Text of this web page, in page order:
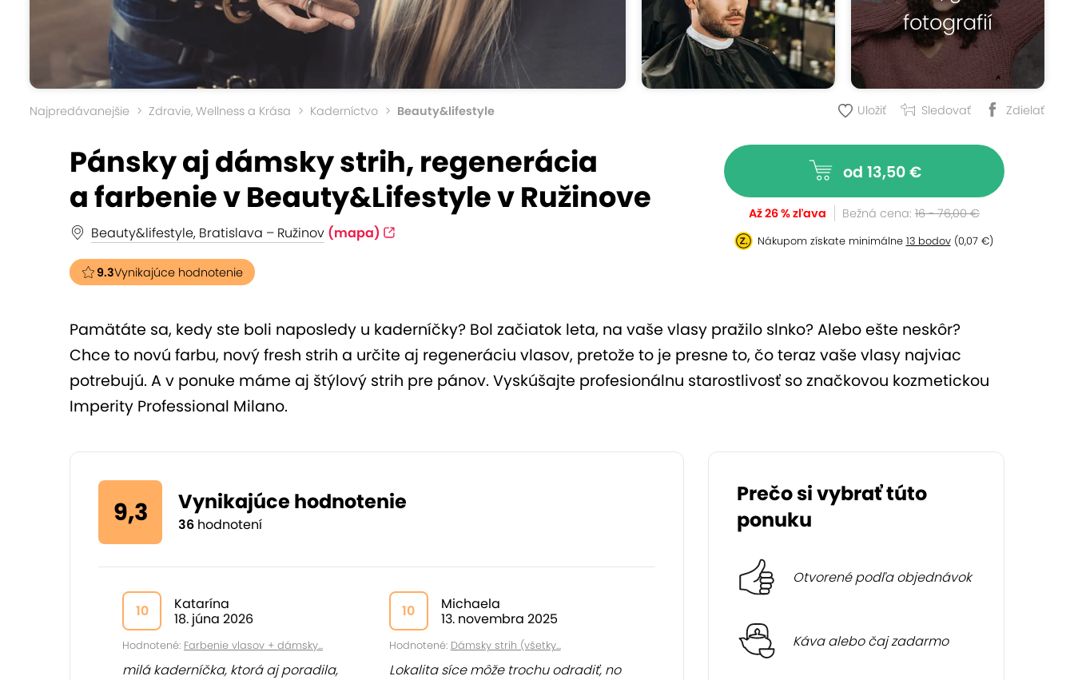
fotografií
Najpredávanejšie Zdravie, Wellness a Krása Kaderníctvo Beauty&lifestyle Uložiť Sledovať Zdielať
Pánsky aj dámsky strih, regenerácia
a farbenie v Beauty&Lifestyle v Ružinove
Beauty&lifestyle, Bratislava – Ružinov (mapa)
9.3Vynikajúce hodnotenie
od 13,50 €
Až 26 % zľava Bežná cena: 16 - 76,00 €
Nákupom získate minimálne 13 bodov(0,07 €)
Pamätáte sa, kedy ste boli naposledy u kaderníčky? Bol začiatok leta, na vaše vlasy pražilo slnko? Alebo ešte neskôr?
Chce to novú farbu, nový fresh strih a určite aj regeneráciu vlasov, pretože to je presne to, čo teraz vaše vlasy najviac
potrebujú. A v ponuke máme aj štýlový strih pre pánov. Vyskúšajte profesionálnu starostlivosť so značkovou kozmetickou
Imperity Professional Milano.
9,3 Vynikajúce hodnotenie
36 hodnotení
10
Katarína
18. júna 2026
Hodnotené: Farbenie vlasov + dámsky...
milá kaderníčka, ktorá aj poradila,
10
Michaela
13. novembra 2025
Hodnotené: Dámsky strih (všetky...
Lokalita síce môže trochu odradiť, no
Prečo si vybrať túto
ponuku
Otvorené podľa objednávok
Káva alebo čaj zadarmo